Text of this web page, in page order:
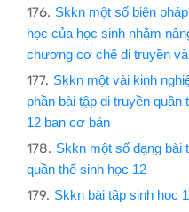
Skkn một số biện
học của học sinh nhằm
chương cơ chế di truyền
Skkn một vài kinh
phần bài tập di truyền
12 ban cơ bản
Skkn một số dạng bài
quần thể sinh học 12
Skkn bài tập sinh học